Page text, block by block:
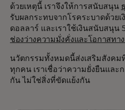
ด้วยเหตุนี้ เราจึงให้การสนับสนุน
รับผลกระทบจากโรคระบาดด้วย
ดอลลาร์ และเราใช้เงินสนับสนุน
ช่องว่างความมั่งคั่งและโอกาสทา
นวัตกรรมทั้งหมดนี้ส่งเสริมสังค
ทุกคน เราเชื่อว่าความยั่งยืนและ
กัน ไม่ใช่สิ่งที่ขัดแย้งกัน